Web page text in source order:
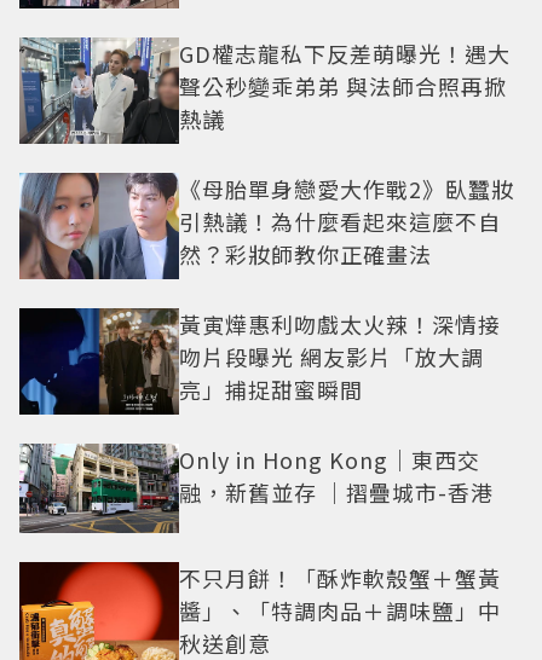
GD權志龍私下反差萌曝光！遇大
聲公秒變乖弟弟 與法師合照再掀
熱議
《母胎單身戀愛大作戰2》臥蠶妝
引熱議！為什麼看起來這麼不自
然？彩妝師教你正確畫法
黃寅燁惠利吻戲太火辣！深情接
吻片段曝光 網友影片「放大調
亮」捕捉甜蜜瞬間
Only in Hong Kong｜東西交
融，新舊並存 ｜摺疊城市-香港
不只月餅！「酥炸軟殼蟹＋蟹黃
醬」、「特調肉品＋調味鹽」中
秋送創意